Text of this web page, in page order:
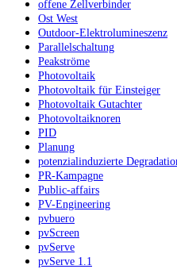
offene Zellverbinder
Ost West
Outdoor-Elektrolumineszenz
Parallelschaltung
Peakströme
Photovoltaik
Photovoltaik für Einsteiger
Photovoltaik Gutachter
Photovoltaiknoren
PID
Planung
potenzialinduzierte
PR-Kampagne
Public-affairs
PV-Engineering
pvbuero
pvScreen
pvServe
pvServe 1.1